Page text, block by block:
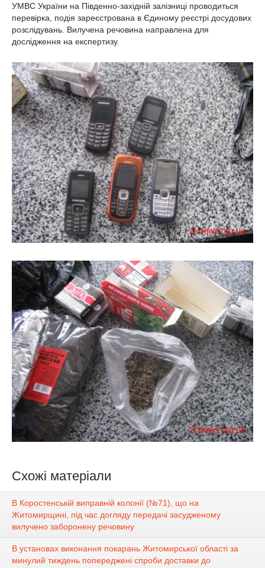
УМВС України на Південно-західній залізниці проводиться
перевірка, подія зареєстрована в Єдиному реєстрі досудових
розслідувань. Вилучена речовина направлена для
дослідження на експертизу.
Схожі матеріали
В Коростенській виправній колонії (№71), що на
Житомирщині, під час догляду передачі засудженому
вилучено заборонену речовину
В установах виконання покарань Житомирської області за
минулий тиждень попереджені спроби доставки до